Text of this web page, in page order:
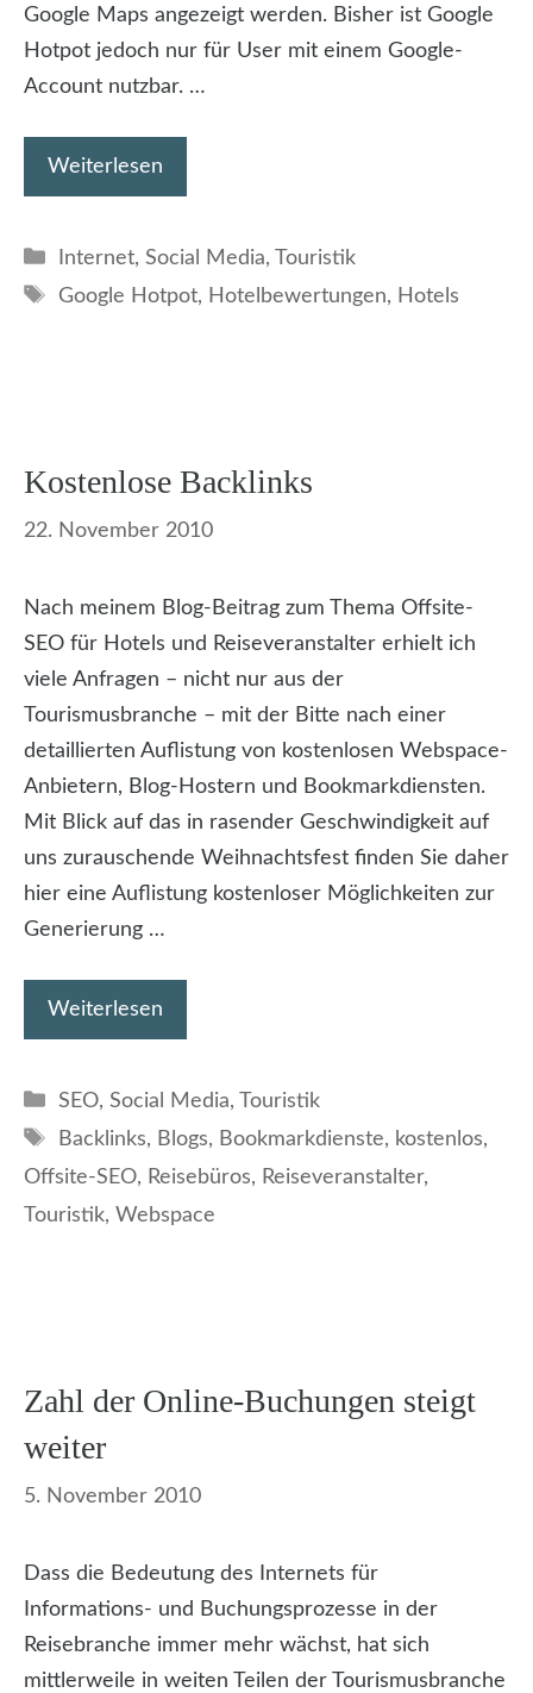
Google Maps angezeigt werden. Bisher ist Google
Hotpot jedoch nur für User mit einem Google-
Account nutzbar. …
Weiterlesen
Kategorien
Internet, Social Media, Touristik
Schlagwörter
Google Hotpot, Hotelbewertungen, Hotels
Kostenlose Backlinks
22. November 2010
Nach meinem Blog-Beitrag zum Thema Offsite-
SEO für Hotels und Reiseveranstalter erhielt ich
viele Anfragen – nicht nur aus der
Tourismusbranche – mit der Bitte nach einer
detaillierten Auflistung von kostenlosen Webspace-
Anbietern, Blog-Hostern und Bookmarkdiensten.
Mit Blick auf das in rasender Geschwindigkeit auf
uns zurauschende Weihnachtsfest finden Sie daher
hier eine Auflistung kostenloser Möglichkeiten zur
Generierung …
Weiterlesen
Kategorien
SEO, Social Media, Touristik
Schlagwörter
Backlinks, Blogs, Bookmarkdienste, kostenlos,
Offsite-SEO, Reisebüros, Reiseveranstalter,
Touristik, Webspace
Zahl der Online-Buchungen steigt
weiter
5. November 2010
Dass die Bedeutung des Internets für
Informations- und Buchungsprozesse in der
Reisebranche immer mehr wächst, hat sich
mittlerweile in weiten Teilen der Tourismusbranche